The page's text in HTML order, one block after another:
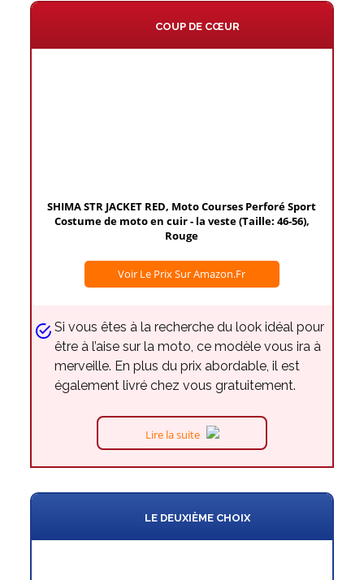
COUP DE CŒUR
SHIMA STR JACKET RED, Moto Courses Perforé Sport
Costume de moto en cuir - la veste (Taille: 46-56),
Rouge
Voir Le Prix Sur Amazon.fr
Si vous êtes à la recherche du look idéal pour
être à l’aise sur la moto, ce modèle vous ira à
merveille. En plus du prix abordable, il est
également livré chez vous gratuitement.
Lire la suite
LE DEUXIÈME CHOIX